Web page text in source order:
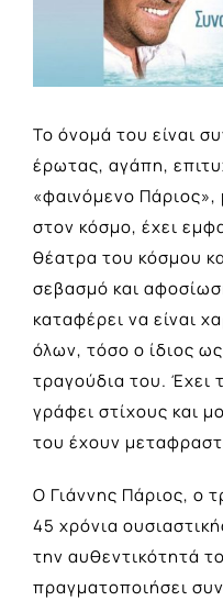
Το όνομά του είναι
έρωτας, αγάπη,
«φαινόμενο Πάριος»,
στον κόσμο, έχει
θέατρα του κόσμου
σεβασμό και
καταφέρει να είναι
όλων, τόσο ο ίδιος
τραγούδια του. Έχει
γράφει στίχους και
του έχουν
Ο Γιάννης Πάριος, ο
45 χρόνια
την αυθεντικότητά
πραγματοποιήσει